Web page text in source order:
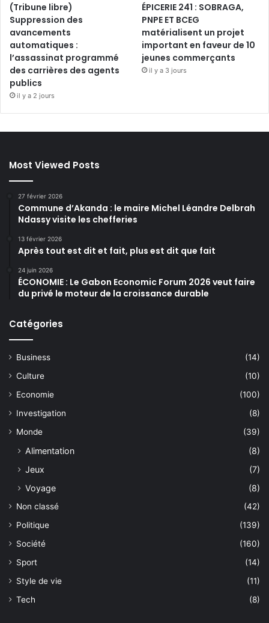
(Tribune libre)
Suppression des
avancements
automatiques :
l’assassinat programmé
des carrières des agents
publics
il y a 2 jours
ÉPICERIE 241 : SOBRAGA,
PNPE ET BCEG
matérialisent un projet
important en faveur de 10
jeunes commerçants
il y a 3 jours
Most Viewed Posts
27 février 2026
Commune d’Akanda : le maire Michel Léandre Delbrah
Ndassy visite les chefferies
13 février 2026
Après tout est dit et fait, plus est dit que fait
24 juin 2026
ÉCONOMIE : Le Gabon Economic Forum 2026 veut faire
du privé le moteur de la croissance durable
Catégories
Business
(14)
Culture
(10)
Economie
(100)
Investigation
(8)
Monde
(39)
Alimentation
(8)
Jeux
(7)
Voyage
(8)
Non classé
(42)
Politique
(139)
Société
(160)
Sport
(14)
Style de vie
(11)
Tech
(8)